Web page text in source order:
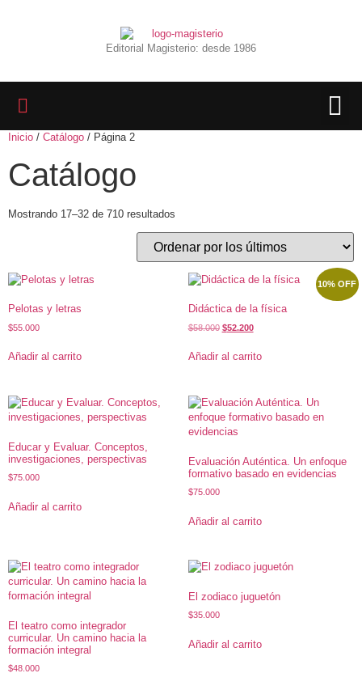
Editorial Magisterio: desde 1986
Inicio / Catálogo / Página 2
Catálogo
Mostrando 17–32 de 710 resultados
Pelotas y letras
$55.000
Añadir al carrito
10% OFF
Didáctica de la física
$58.000 $52.200
Añadir al carrito
Educar y Evaluar. Conceptos,
investigaciones, perspectivas
$75.000
Añadir al carrito
Evaluación Auténtica. Un enfoque
formativo basado en evidencias
$75.000
Añadir al carrito
El teatro como integrador
curricular. Un camino hacia la
formación integral
$48.000
El zodiaco juguetón
$35.000
Añadir al carrito